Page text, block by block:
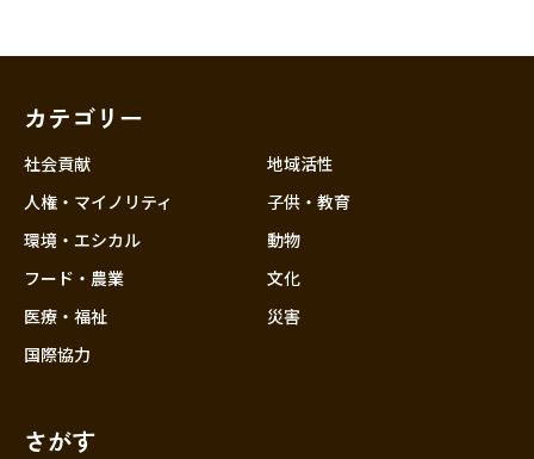
近畿
カテゴリー
社会貢献
人権・マイノリティ
環境・エシカル
フード・農業
医療・福祉
国際協力
地域活性
子供・教育
動物
文化
災害
さがす